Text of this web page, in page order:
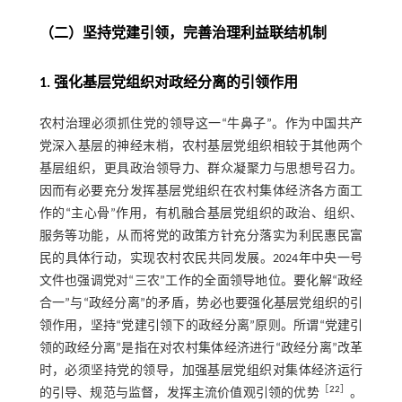
（二）坚持党建引领，完善治理利益联结机制
1. 强化基层党组织对政经分离的引领作用
农村治理必须抓住党的领导这一“牛鼻子”。作为中国共产
党深入基层的神经末梢，农村基层党组织相较于其他两个
基层组织，更具政治领导力、群众凝聚力与思想号召力。
因而有必要充分发挥基层党组织在农村集体经济各方面工
作的“主心骨”作用，有机融合基层党组织的政治、组织、
服务等功能，从而将党的政策方针充分落实为利民惠民富
民的具体行动，实现农村农民共同发展。2024年中央一号
文件也强调党对“三农”工作的全面领导地位。要化解“政经
合一”与“政经分离”的矛盾，势必也要强化基层党组织的引
领作用，坚持“党建引领下的政经分离”原则。所谓“党建引
领的政经分离”是指在对农村集体经济进行“政经分离”改革
时，必须坚持党的领导，加强基层党组织对集体经济运行
的引导、规范与监督，发挥主流价值观引领的优势［22
。